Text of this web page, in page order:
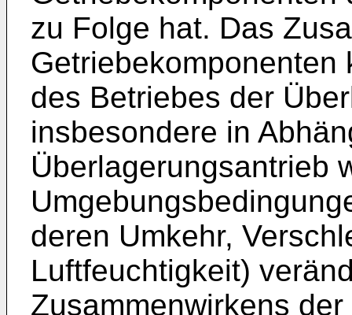
zu Folge hat. Das
des Betriebes der
insbesondere in
Überlagerungsantrieb
deren Umkehr,
Luftfeuchtigkeit)
Zusammenwirkens